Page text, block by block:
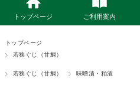
トップページ ご利用案内
トップページ
若狭ぐじ（甘鯛）
若狭ぐじ（甘鯛） 味噌漬・粕漬